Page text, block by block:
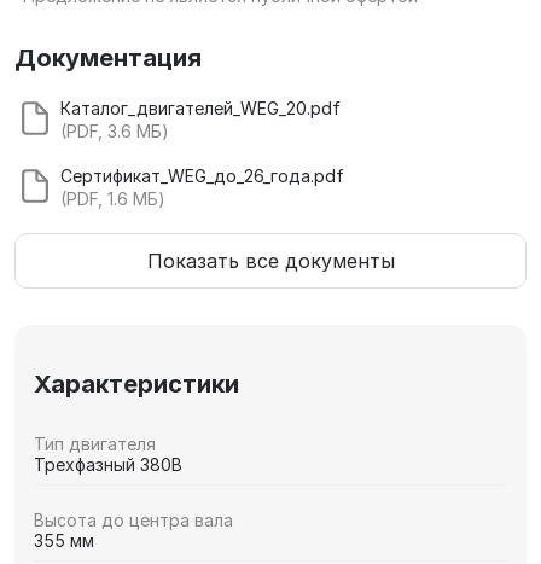
Документация
Каталог_двигателей_WEG_20.pdf
(PDF, 3.6 МБ)
Сертификат_WEG_до_26_года.pdf
(PDF, 1.6 МБ)
Показать все документы
Характеристики
Тип двигателя
Трехфазный 380В
Высота до центра вала
355 мм